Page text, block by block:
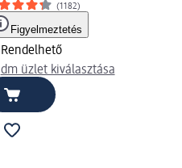
(1182)
Figyelmeztetés
Rendelhető
dm üzlet kiválasztása